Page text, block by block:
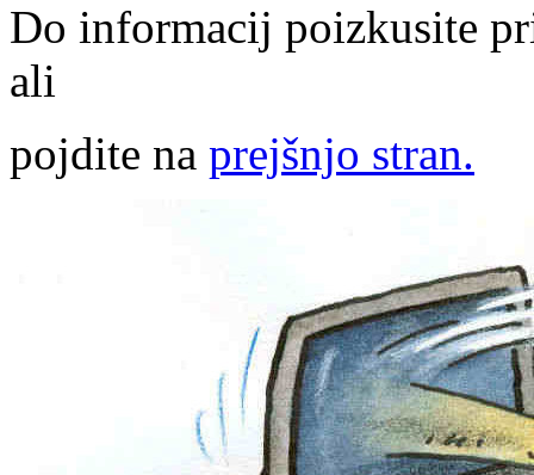
Do informacij poizkusite
ali
pojdite na prejšnjo stran.